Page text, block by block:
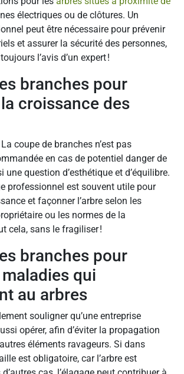
électriques ou de clôtures. Un
peut être nécessaire pour prévenir
et assurer la sécurité des personnes,
l’avis d’un expert !
branches pour
croissance des
coupe de branches n’est pas
en cas de potentiel danger de
une question d’esthétique et d’équilibre.
professionnel est souvent utile pour
et façonner l’arbre selon les
ou les normes de la
cela, sans le fragiliser !
branches pour
qui
au arbres
souligner qu’une entreprise
opérer, afin d’éviter la propagation
éléments ravageurs. Si dans
est obligatoire, car l’arbre est